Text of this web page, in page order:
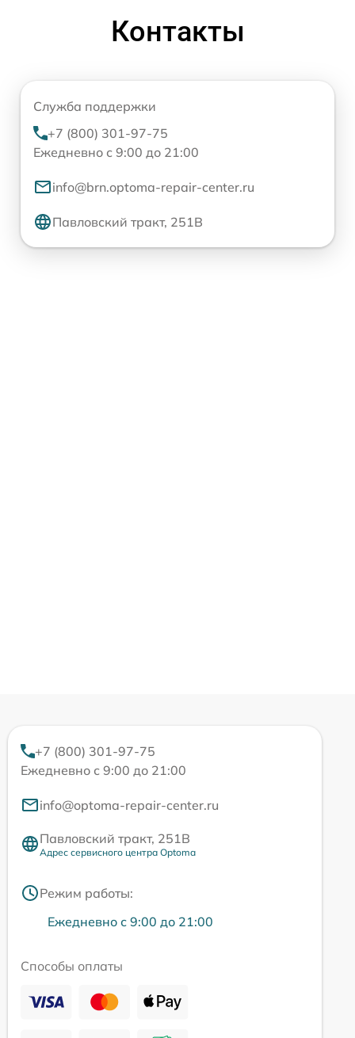
Контакты
Служба поддержки
+7 (800) 301-97-75
Ежедневно с 9:00 до 21:00
info@brn.optoma-repair-center.ru
Павловский тракт, 251В
+7 (800) 301-97-75
Ежедневно с 9:00 до 21:00
info@optoma-repair-center.ru
Павловский тракт, 251В
Адрес сервисного центра Optoma
Режим работы:
Ежедневно с 9:00 до 21:00
Способы оплаты